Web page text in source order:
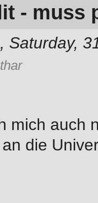
- muss
, Saturday,
mich auch
die